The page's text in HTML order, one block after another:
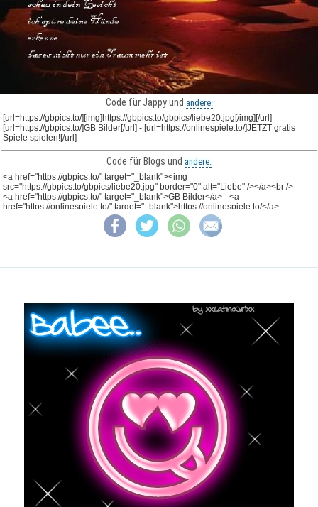
Code für Jappy und andere:
Code für Blogs und andere: